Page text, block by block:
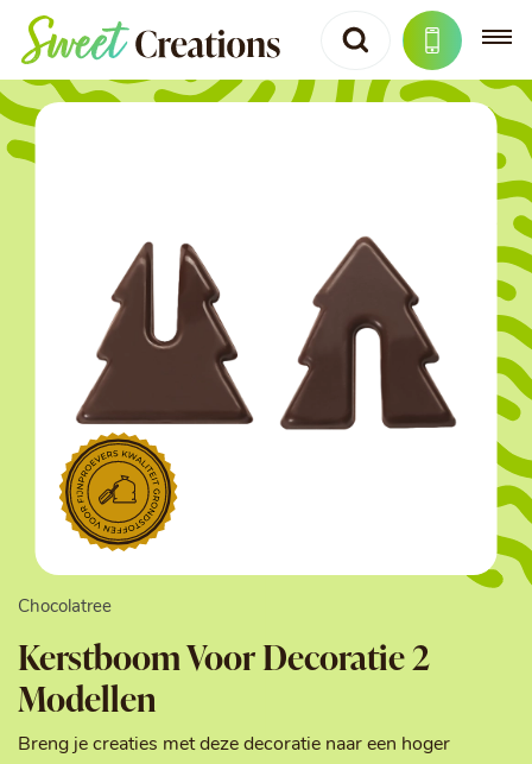
Chocolatree
Kerstboom Voor Decoratie 2
Modellen
Breng je creaties met deze decoratie naar een hoger